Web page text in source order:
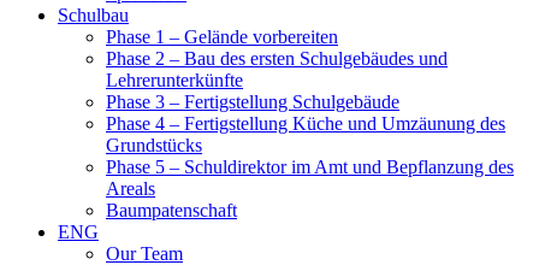
Schulbau
Phase 1 – Gelände vorbereiten
Phase 2 – Bau des ersten Schulgebäudes und
Lehrerunterkünfte
Phase 3 – Fertigstellung Schulgebäude
Phase 4 – Fertigstellung Küche und Umzäunung des
Grundstücks
Phase 5 – Schuldirektor im Amt und Bepflanzung des
Areals
Baumpatenschaft
ENG
Our Team